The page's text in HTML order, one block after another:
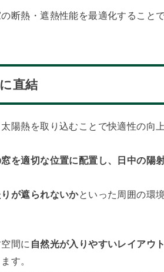
断熱・遮熱性能を最適化すること
直結
陽熱を取り込むことで快適性の向
を適切な位置に配置し、日中の陽
が遮られないかといった周囲の環
間に 自然光が入りやすいレイアウト
す。